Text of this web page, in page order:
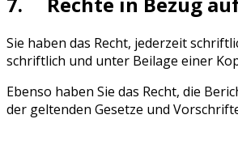
Sie haben das Recht, jederzeit
schriftlich und unter Beilage einer
Ebenso haben Sie das Recht, die
der geltenden Gesetze und